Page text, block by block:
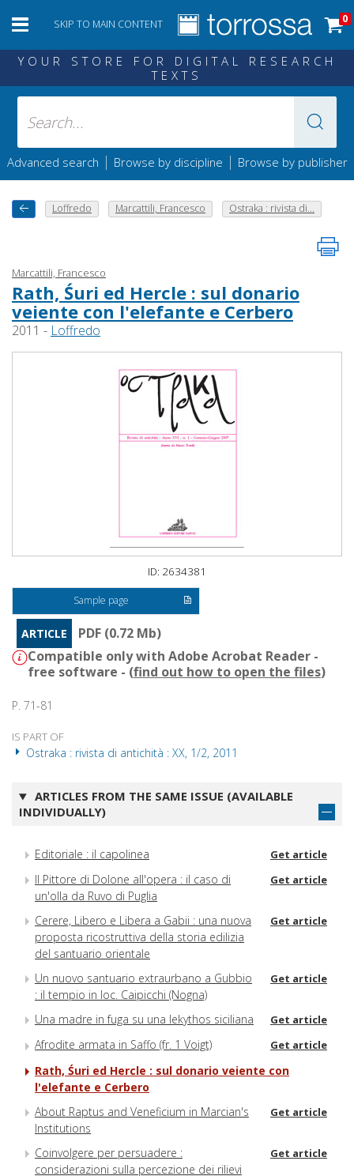
SKIP TO MAIN CONTENT 0
YOUR STORE FOR DIGITAL RESEARCH
TEXTS
Advanced search | Browse by discipline | Browse by publisher
Loffredo Marcattili, Francesco Ostraka : rivista di...
Marcattili, Francesco
Rath, Śuri ed Hercle : sul donario
veiente con l'elefante e Cerbero
2011 - Loffredo
ID: 2634381
Sample page
ARTICLE
PDF (0.72 Mb)
Compatible only with Adobe Acrobat Reader -
free software - (find out how to open the files)
P. 71-81
IS PART OF
Ostraka : rivista di antichità : XX, 1/2, 2011
ARTICLES FROM THE SAME ISSUE (AVAILABLE
INDIVIDUALLY)
Editoriale : il capolinea Get article
Il Pittore di Dolone all'opera : il caso di
un'olla da Ruvo di Puglia
Get article
Cerere, Libero e Libera a Gabii : una nuova
proposta ricostruttiva della storia edilizia
del santuario orientale
Get article
Un nuovo santuario extraurbano a Gubbio
: il tempio in loc. Caipicchi (Nogna)
Get article
Una madre in fuga su una lekythos siciliana Get article
Afrodite armata in Saffo (fr. 1 Voigt) Get article
Rath, Śuri ed Hercle : sul donario veiente con
l'elefante e Cerbero
About Raptus and Veneficium in Marcian's
Institutions
Get article
Coinvolgere per persuadere :
considerazioni sulla percezione dei rilievi
Get article